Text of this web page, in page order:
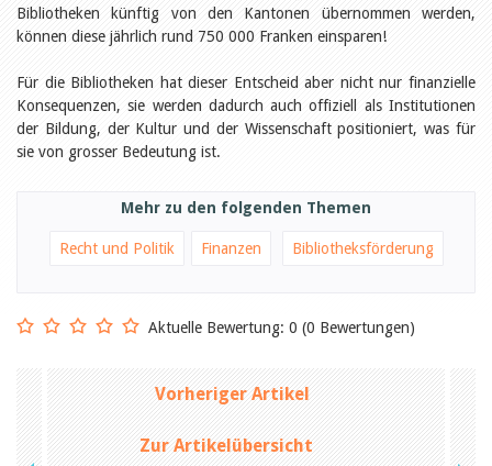
Leseförderung
Aus aller Welt
Lesetipps
Tags
Aus- und Weiterbildung
Veranstaltungen
Bibliothek und Schule
Zielpublikum Kinder und
Jugendliche
Bibliosuisse
Kantonale
Rezensionen
Schweizer Literatur
Alle Tags
Autoren
Bibliotheken künftig von den Kantonen übernommen werden,
können diese jährlich rund 750 000 Franken einsparen!
Für die Bibliotheken hat dieser Entscheid aber nicht nur finanzielle
Konsequenzen, sie werden dadurch auch offiziell als Institutionen
der Bildung, der Kultur und der Wissenschaft positioniert, was für
sie von grosser Bedeutung ist.
Mehr zu den folgenden Themen
Recht und Politik Finanzen Bibliotheksförderung
Aktuelle Bewertung: 0 (0 Bewertungen)
Vorheriger Artikel
Zur Artikelübersicht